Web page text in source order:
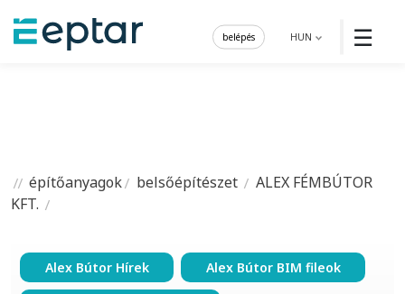
☰
HUN
belépés
építőanyagok belsőépítészet
ALEX FÉMBÚTOR
KFT.
Alex Bútor Hírek Alex Bútor BIM fileok